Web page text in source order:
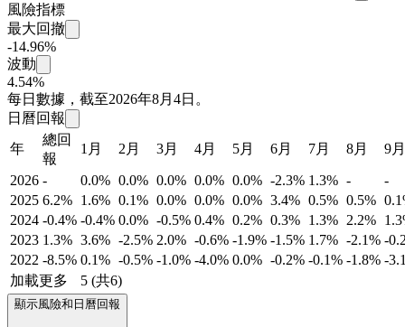
風險指標
最大回撤
-14.96%
波動
4.54%
每日數據，截至2026年8月4日。
日曆回報
年
總回
報
1月 2月 3月 4月 5月 6月 7月 8月 9月
2026 - 0.0% 0.0% 0.0% 0.0% 0.0% -2.3% 1.3% -
-
2025 6.2% 1.6% 0.1% 0.0% 0.0% 0.0% 3.4% 0.5% 0.5%
2024 -0.4% -0.4% 0.0% -0.5% 0.4% 0.2% 0.3% 1.3% 2.2%
2023 1.3% 3.6% -2.5% 2.0% -0.6% -1.9% -1.5% 1.7% -2.1% -
2022 -8.5% 0.1% -0.5% -1.0% -4.0% 0.0% -0.2% -0.1% -1.8% -
加載更多
5 (共6)
顯示風險和日曆回報